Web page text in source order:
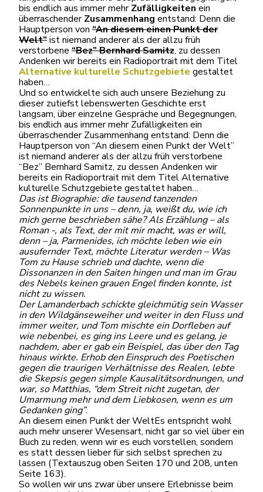
bis endlich aus immer mehrZufälligkeiten ein
überraschenderZusammenhang entstand: Denn die
Hauptperson von “An diesem einen Punkt der
Welt”ist niemand anderer als der allzu früh
verstorbene “Bez” Bernhard Samitz, zu dessen
Andenken wir bereits ein Radioportrait mit dem Titel
Alternative kulturelle Schutzgebiete gestaltet
haben…
Und so entwickelte sich auch unsere Beziehung zu
dieser zutiefst lebenswerten Geschichte erst
langsam, über einzelne Gespräche und Begegnungen,
bis endlich aus immer mehr Zufälligkeiten ein
überraschender Zusammenhang entstand: Denn die
Hauptperson von “An diesem einen Punkt der Welt”
ist niemand anderer als der allzu früh verstorbene
“Bez” Bernhard Samitz, zu dessen Andenken wir
bereits ein Radioportrait mit dem Titel Alternative
kulturelle Schutzgebiete gestaltet haben…
Das ist Biographie: die tausend tanzenden
Sonnenpunkte in uns – denn, ja, weißt du, wie ich
mich gerne beschrieben sähe? Als Erzählung – als
Roman -, als Text, der mit mir macht, was er will,
denn – ja, Parmenides, ich möchte leben wie ein
ausufernder Text, möchte Literatur werden –Was
Tom zu Hause schrieb und dachte, wenn die
Dissonanzen in den Saiten hingen und man im Grau
des Nebels keinen grauen Engel finden konnte, ist
nicht zu wissen.
Der Lamanderbach schickte gleichmütig sein Wasser
in den Wildgänseweiher und weiter in den Fluss und
immer weiter, und Tom mischte ein Dorfleben auf
wie nebenbei, es ging ins Leere und es gelang, je
nachdem, aber er gab ein Beispiel, das über den Tag
hinaus wirkte. Erhob den Einspruch des Poetischen
gegen die traurigen Verhältnisse des Realen, lebte
die Skepsis gegen simple Kausalitätsordnungen, und
war, so Matthias, “dem Streit nicht zugetan, der
Umarmung mehr und dem Liebkosen, wenn es um
Gedanken ging”.
An diesem einen Punkt der WeltEs entspricht wohl
auch mehr unserer Wesensart, nicht gar so viel über ein
Buch zu reden, wenn wir es euch vorstellen, sondern
es statt dessen lieber für sich selbst sprechen zu
lassen (Textauszug oben Seiten 170 und 208, unten
Seite 163).
So wollen wir uns zwar über unsere Erlebnisse beim